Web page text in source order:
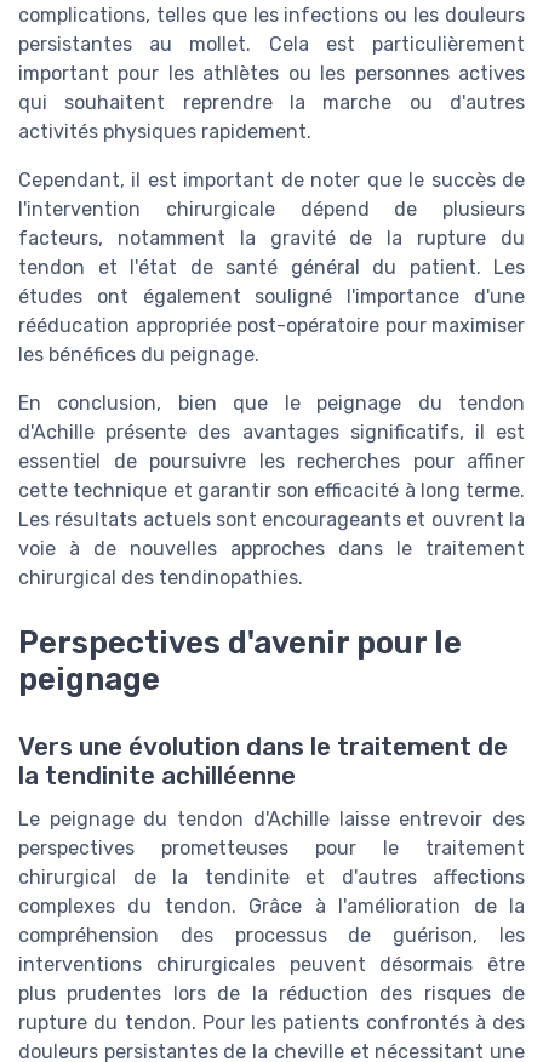
complications, telles que les infections ou les douleurs
persistantes au mollet. Cela est particulièrement
important pour les athlètes ou les personnes actives
qui souhaitent reprendre la marche ou d'autres
activités physiques rapidement.
Cependant, il est important de noter que le succès de
l'intervention chirurgicale dépend de plusieurs
facteurs, notamment la gravité de la rupture du
tendon et l'état de santé général du patient. Les
études ont également souligné l'importance d'une
rééducation appropriée post-opératoire pour maximiser
les bénéfices du peignage.
En conclusion, bien que le peignage du tendon
d'Achille présente des avantages significatifs, il est
essentiel de poursuivre les recherches pour affiner
cette technique et garantir son efficacité à long terme.
Les résultats actuels sont encourageants et ouvrent la
voie à de nouvelles approches dans le traitement
chirurgical des tendinopathies.
Perspectives d'avenir pour le
peignage
Vers une évolution dans le traitement de
la tendinite achilléenne
Le peignage du tendon d'Achille laisse entrevoir des
perspectives prometteuses pour le traitement
chirurgical de la tendinite et d'autres affections
complexes du tendon. Grâce à l'amélioration de la
compréhension des processus de guérison, les
interventions chirurgicales peuvent désormais être
plus prudentes lors de la réduction des risques de
rupture du tendon. Pour les patients confrontés à des
douleurs persistantes de la cheville et nécessitant une